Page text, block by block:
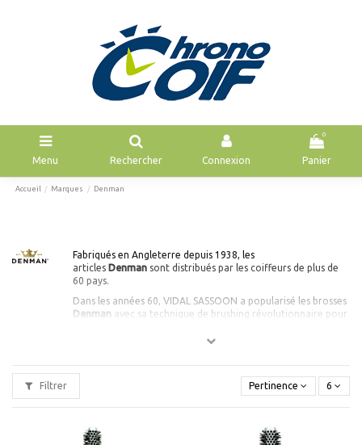
Menu Rechercher Connexion
0
Panier
Accueil Marques Denman
Fabriqués en Angleterre depuis 1938, les
articles Denmansont distribués par les coiffeurs de plus de
60 pays.
Dans les années 60, VIDAL SASSOON a popularisé les brosses
Denman avec sa technique de brushing révolutionnaire pour
est aujourd'hui renommée pour ses standards
400,000 brosses et peignes sortent chaque mois de l'usine
Filtrer Pertinence 6